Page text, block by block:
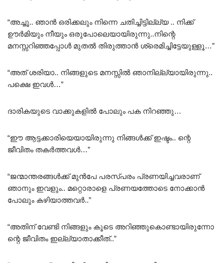
“അച്ചൂ.. ഞാൻ ഒരിക്കലും നിന്നെ ചതിച്ചിട്ടില്ല്യ .. നിക്ക്
ഊർമിയും നീയും ഒരുപോലെയായിരുന്നു..നിന്റെ
മനസ്സറിഞ്ഞപ്പോൾ മുതൽ തിരുത്താൻ ശ്രെമിച്ചിട്ടേയുള്ളൂ…”
“അത് ശരിയാ.. നിങ്ങളുടെ മനസ്സിൽ ഞാനില്ല്യായിരുന്നു..
പക്ഷെ ഇവൾ…”
ദാരികയുടെ വാക്കുകളിൽ പോലും പക നിറഞ്ഞു…
“ഈ ആട്ടക്കാരിയെയായിരുന്നു നിങ്ങൾക്ക് ഇഷ്ടം.. ന്റെ
ജീവിതം തകർത്തവൾ…”
“ജന്മാന്തരങ്ങൾക്ക് മുൻപേ പരസ്പരം പ്രണയിച്ചവരാണ്
ഞാനും ഇവളും.. മറ്റൊരാളെ പ്രണയത്തോടെ നോക്കാൻ
പോലും കഴിയാത്തവർ..”
“അതിന് വേണ്ടി നിങ്ങളും കൂടെ അറിഞ്ഞുകൊണ്ടായിരുന്നോ
ന്റെ ജീവിതം ഇല്ല്യാതാക്കീത്..”